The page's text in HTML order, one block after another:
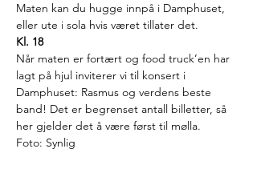
Maten kan du hugge innpå i Damphuset,
eller ute i sola hvis været tillater det.
Kl. 18
Når maten er fortært og food truck’en har
lagt på hjul inviterer vi til konsert i
Damphuset: Rasmus og verdens beste
band! Det er begrenset antall billetter, så
her gjelder det å være først til mølla.
Foto: Synlig